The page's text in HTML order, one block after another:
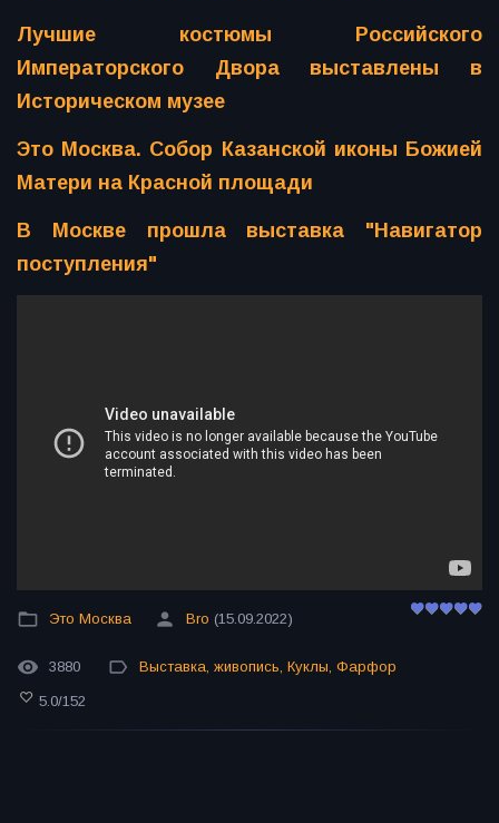
Лучшие костюмы Российского
Императорского Двора выставлены в
Историческом музее
Это Москва. Собор Казанской иконы Божией
Матери на Красной площади
В Москве прошла выставка "Навигатор
поступления"
Это Москва Bro (15.09.2022)
3880 Выставка, живопись, Куклы, Фарфор
5.0/152